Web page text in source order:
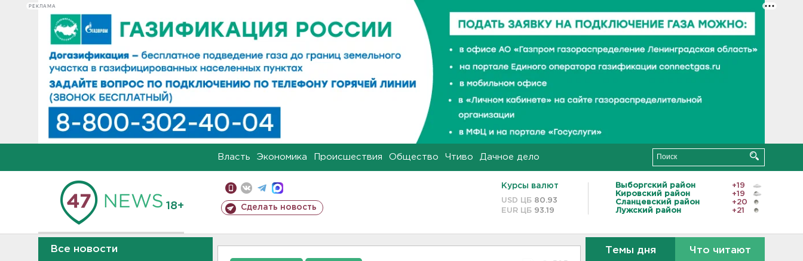
РЕКЛАМА
Власть Экономика Происшествия Общество Чтиво Дачное дело
18+ Сделать новость
Курсы валют
USD ЦБ 80.93
EUR ЦБ 93.19
Выборгский район
+19
Кировский район
+19
Сланцевский район
+20
Лужский район
+21
Все новости Темы дня Что читают